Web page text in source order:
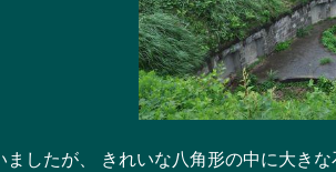
したが、 きれいな八角形の中に大きな